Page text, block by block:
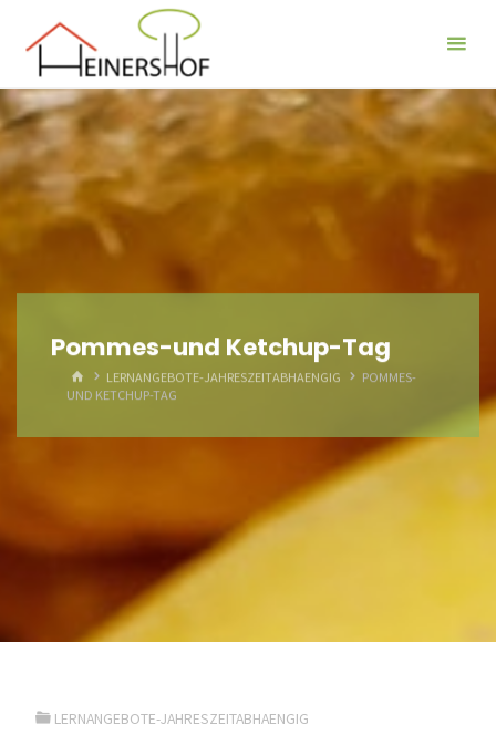
Pommes-und Ketchup-Tag
HOMELERNANGEBOTE-JAHRESZEITABHAENGIG
POMMES-
UND KETCHUP-TAG
LERNANGEBOTE-JAHRESZEITABHAENGIG